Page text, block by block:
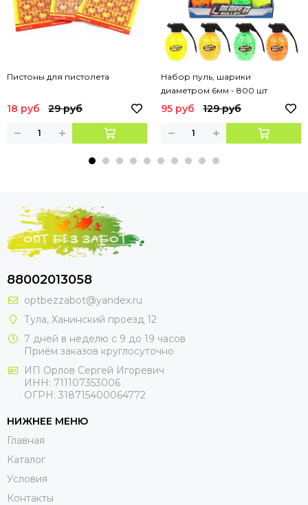
Пистоны для пистолета
18 руб 29 руб
Набор пуль, шарики
диаметром 6мм - 800 шт
95 руб 129 руб
88002013058
optbezzabot@yandex.ru
Тула, Ханинский проезд 12
7 дней в неделю с 9 до 19 часов
Приём заказов круглосуточно
ИП Орлов Сергей Игоревич
ИНН: 711107353006
ОГРН: 318715400064772
НИЖНЕЕ МЕНЮ
Главная
Каталог
Условия
Контакты